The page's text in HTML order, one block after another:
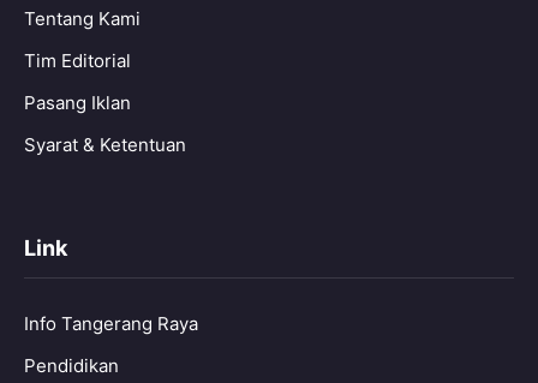
Tentang Kami
Tim Editorial
Pasang Iklan
Syarat & Ketentuan
Link
Info Tangerang Raya
Pendidikan